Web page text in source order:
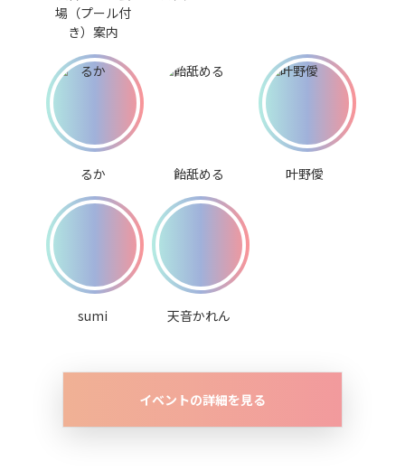
場（プール付
き）案内
るか 飴舐める 叶野僾
sumi 天音かれん
イベントの詳細を見る